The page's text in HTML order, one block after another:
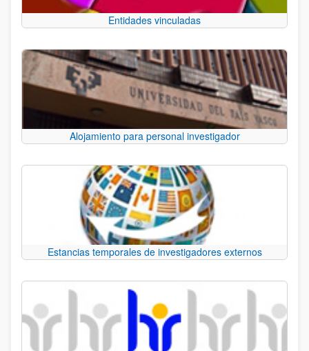
Entidades vinculadas
Alojamiento para personal investigador
Estancias temporales de investigadores externos